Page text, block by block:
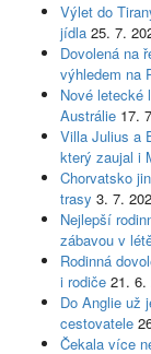
Výlet do
jídla 25. 7.
Dovolená na
výhledem na
Nové letecké
Austrálie 17.
Villa Julius a
který zaujal i
Chorvatsko
trasy 3. 7.
Nejlepší
zábavou v
Rodinná
i rodiče 21. 6.
Do Anglie už
cestovatele
Čekala více